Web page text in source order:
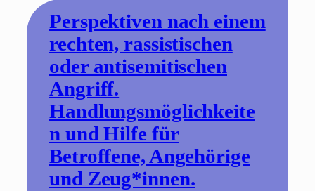
Perspektiven nach einem
rechten, rassistischen
oder antisemitischen
Angriff.
Handlungsmöglichkeite
n und Hilfe für
Betroffene, Angehörige
und Zeug*innen.